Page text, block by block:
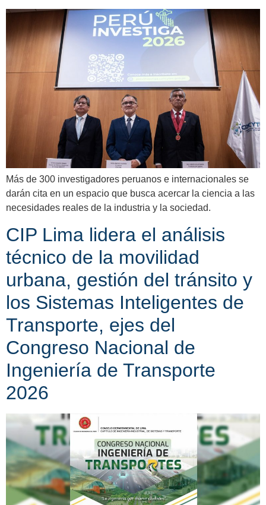
Más de 300 investigadores peruanos e internacionales se
darán cita en un espacio que busca acercar la ciencia a las
necesidades reales de la industria y la sociedad.
CIP Lima lidera el análisis
técnico de la movilidad
urbana, gestión del tránsito y
los Sistemas Inteligentes de
Transporte, ejes del
Congreso Nacional de
Ingeniería de Transporte
2026